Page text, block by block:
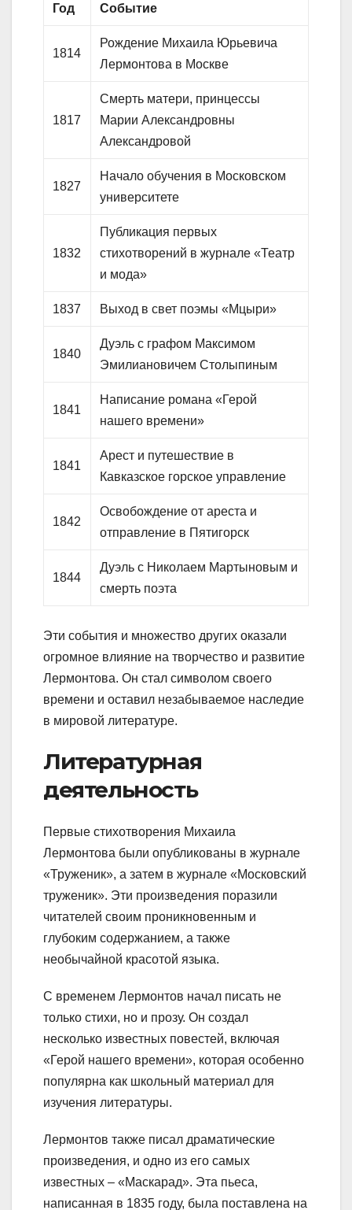
Год Событие
1814
Рождение Михаила Юрьевича
Лермонтова в Москве
1817
Смерть матери, принцессы
Марии Александровны
Александровой
1827
Начало обучения в Московском
университете
1832
Публикация первых
стихотворений в журнале «Театр
и мода»
1837 Выход в свет поэмы «Мцыри»
1840
Дуэль с графом Максимом
Эмилиановичем Столыпиным
1841
Написание романа «Герой
нашего времени»
1841
Арест и путешествие в
Кавказское горское управление
1842
Освобождение от ареста и
отправление в Пятигорск
1844
Дуэль с Николаем Мартыновым и
смерть поэта
Эти события и множество других оказали
огромное влияние на творчество и развитие
Лермонтова. Он стал символом своего
времени и оставил незабываемое наследие
в мировой литературе.
Литературная
деятельность
Первые стихотворения Михаила
Лермонтова были опубликованы в журнале
«Труженик», а затем в журнале «Московский
труженик». Эти произведения поразили
читателей своим проникновенным и
глубоким содержанием, а также
необычайной красотой языка.
С временем Лермонтов начал писать не
только стихи, но и прозу. Он создал
несколько известных повестей, включая
«Герой нашего времени», которая особенно
популярна как школьный материал для
изучения литературы.
Лермонтов также писал драматические
произведения, и одно из его самых
известных – «Маскарад». Эта пьеса,
написанная в 1835 году, была поставлена на